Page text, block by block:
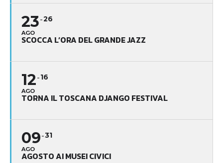
23
AGO
26
SCOCCA L’ORA DEL GRANDE JAZZ
12
AGO
16
TORNA IL TOSCANA DJANGO FESTIVAL
09
AGO
31
AGOSTO AI MUSEI CIVICI